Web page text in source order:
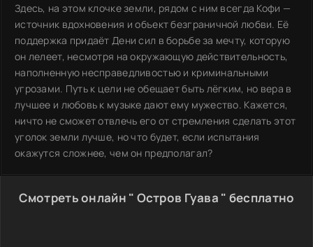
Здесь, на этом клочке земли, рядом с ним всегда Кофи —
источник вдохновения и объект безграничной любви. Её
поддержка придаёт Дени сил в борьбе за мечту, которую
он лелеет, несмотря на окружающую действительность,
наполненную несправедливостью и криминальными
угрозами. Путь к цели не обещает быть лёгким, но вера в
лучшее и любовь к музыке дают ему мужество. Кажется,
ничто не сможет отвлечь его от стремления сделать этот
уголок земли лучше, но что будет, если испытания
окажутся сложнее, чем он предполагал?
Смотреть онлайн " Остров Гуава " бесплатно